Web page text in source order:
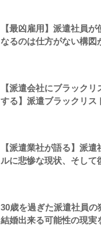
【最凶雇用】派遣社員が
なるのは仕方がない構図
【派遣会社にブラックリ
する】派遣ブラックリス
【派遣業社が語る】派遣
ルに悲惨な現状、そし
30歳を過ぎた派遣社員の
結婚出来る可能性の現実